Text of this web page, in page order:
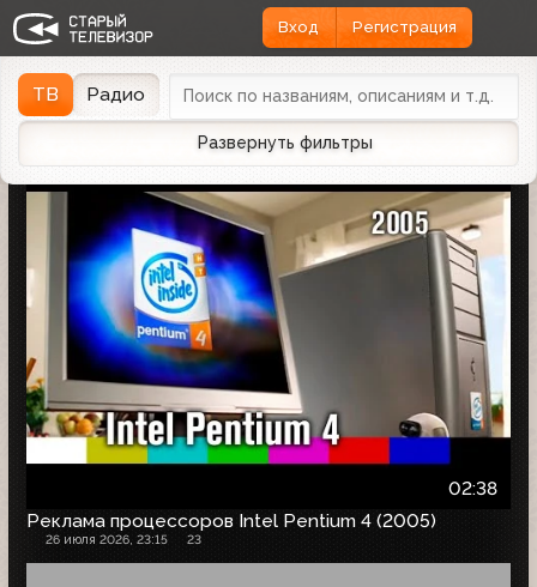
Вход Регистрация
ТВ Радио
Развернуть фильтры
Найдено 1166 записей Дата эфираДата заливки
02:38
Реклама процессоров Intel Pentium 4 (2005)
26 июля 2026, 23:15 23